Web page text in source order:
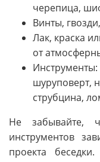
черепица,
Винты,
Лак, краска
от
Инструменты:
шуруповерт,
струбцина,
Не забывайте,
инструментов
проекта